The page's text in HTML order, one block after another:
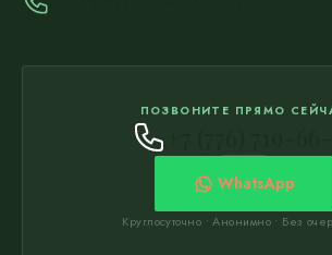
ПОЗВОНИТЕ ПРЯМО
WhatsApp
Круглосуточно • Анонимно • Без